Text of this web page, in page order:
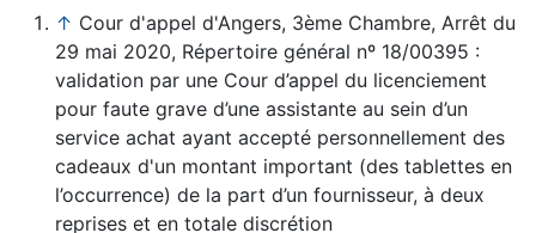
↑ Cour d'appel d'Angers, 3ème Chambre, Arrêt du
29 mai 2020, Répertoire général nº 18/00395 :
validation par une Cour d’appel du licenciement
pour faute grave d’une assistante au sein d’un
service achat ayant accepté personnellement des
cadeaux d'un montant important (des tablettes en
l’occurrence) de la part d’un fournisseur, à deux
reprises et en totale discrétion